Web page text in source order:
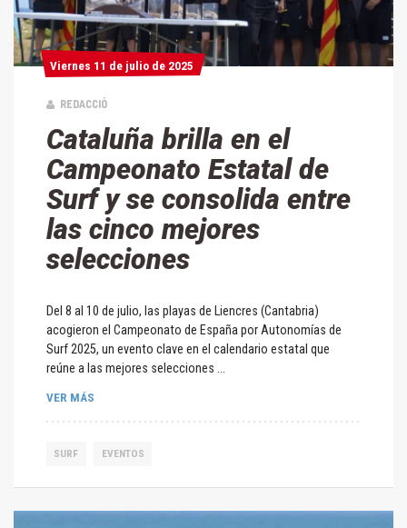
Viernes 11 de julio de 2025
Viernes 11 de julio de 2025
REDACCIÓ
Cataluña brilla en el
Campeonato Estatal de
Surf y se consolida entre
las cinco mejores
selecciones
Del 8 al 10 de julio, las playas de Liencres (Cantabria)
acogieron el Campeonato de España por Autonomías de
Surf 2025, un evento clave en el calendario estatal que
reúne a las mejores selecciones ...
VER MÁS
SURF EVENTOS